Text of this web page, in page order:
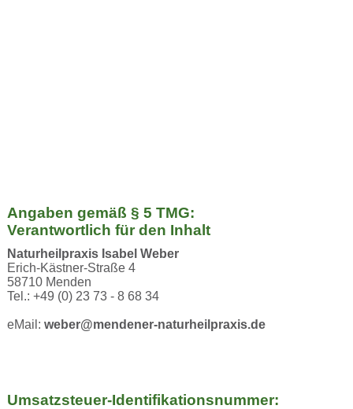
Angaben gemäß § 5 TMG:
Verantwortlich für den Inhalt
Naturheilpraxis Isabel Weber
Erich-Kästner-Straße 4
58710 Menden
Tel.: +49 (0) 23 73 - 8 68 34
eMail: weber@mendener-naturheilpraxis.de
Umsatzsteuer-Identifikationsnummer: